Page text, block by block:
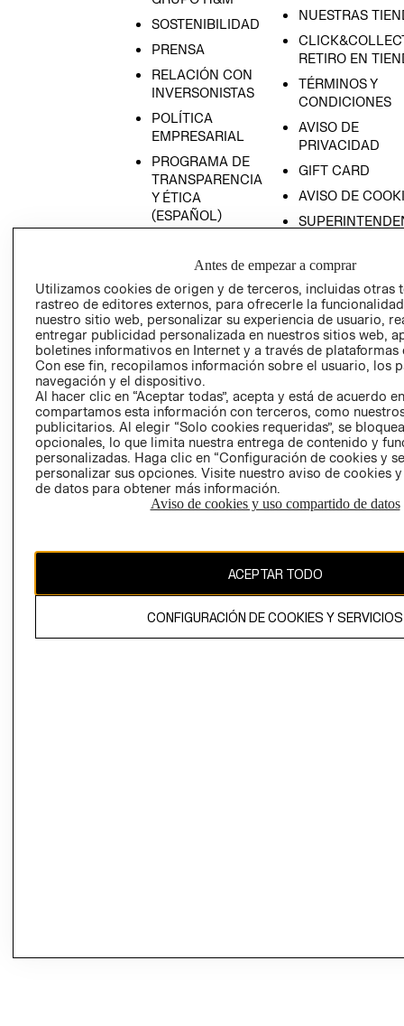
SOSTENIBILIDAD
PRENSA
RELACIÓN CON
INVERSONISTAS
POLÍTICA
EMPRESARIAL
PROGRAMA DE
TRANSPARENCIA
Y ÉTICA
(ESPAÑOL)
TRANSPARENCIA
NUESTRAS
RETIRO EN
TÉRMINOS Y
CONDICIONES
AVISO DE
PRIVACIDAD
GIFT CARD
AVISO DE
PETICIONES
QUEJAS Y
RECLAMOS
Colombia ($)
CAMBIAR REGIÓN
El contenido de esta página web está protegido por copyright y es
propiedad de H&M Hennes & Mauritz AB.
Antes de empezar a comprar
Utilizamos cookies de origen y de terceros, incluidas otras
rastreo de editores externos, para ofrecerle la
nuestro sitio web, personalizar su experiencia de usuario,
entregar publicidad personalizada en nuestros sitios web,
boletines informativos en Internet y a través de plataformas
Con ese fin, recopilamos información sobre el usuario, los
navegación y el dispositivo.
Al hacer clic en “Aceptar todas”, acepta y está de acuerdo
compartamos esta información con terceros, como
publicitarios. Al elegir “Solo cookies requeridas”, se
opcionales, lo que limita nuestra entrega de contenido y
personalizadas. Haga clic en “Configuración de cookies y
personalizar sus opciones. Visite nuestro aviso de cookies
de datos para obtener más información.
Aviso de cookies y uso compartido de datos
ACEPTAR TODO
CONFIGURACIÓN DE COOKIES Y SERVICIOS